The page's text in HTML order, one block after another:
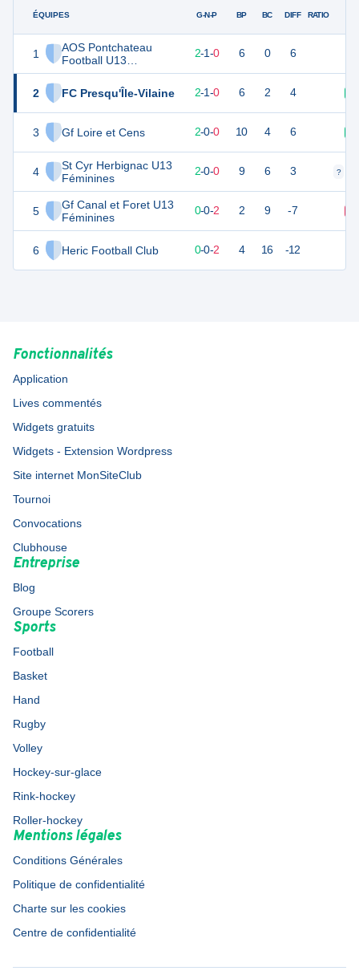
ÉQUIPES
1
AOS Pontchateau
Football U13
Féminines
2
FC Presqu'Île-Vilaine
3 Gf Loire et Cens
4
St Cyr Herbignac U13
Féminines
5
Gf Canal et Foret U13
Féminines
6 Heric Football Club
G-N-P BP BC DIFF RATIO
7 2-1-0 6 0 6
7 3 2-1-0 6 2 4
5 2-0-0 10 4 6
5 3 2-0-0 9 6 3 ?
-1 3 0-0-2 2 9 -7
-1 0-0-2 4 16 -12
Fonctionnalités
Application
Lives commentés
Widgets gratuits
Widgets - Extension Wordpress
Site internet MonSiteClub
Tournoi
Convocations
Clubhouse
Entreprise
Blog
Groupe Scorers
Sports
Football
Basket
Hand
Rugby
Volley
Hockey-sur-glace
Rink-hockey
Roller-hockey
Mentions légales
Conditions Générales
Politique de confidentialité
Charte sur les cookies
Centre de confidentialité